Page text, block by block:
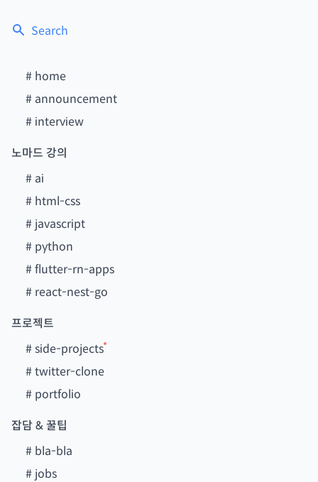
Search
# home
# announcement
# interview
노마드 강의
# ai
# html-css
# javascript
# python
#flutter-rn-apps
# react-nest-go
프로젝트
#side-projects
#twitter-clone
# portfolio
잡담 & 꿀팁
# bla-bla
# jobs